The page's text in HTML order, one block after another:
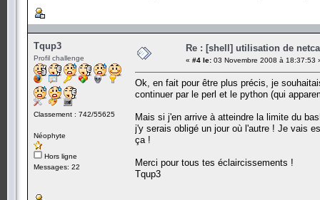
Tqup3
Profil challenge
Classement : 742/55625
Néophyte
Hors ligne
Messages: 22
Re : [shell] utilisation de
« #4 le: 03 Novembre 2008 à 18:37:53
Ok, en fait pour être plus précis, je
continuer par le perl et le python (qui
Mais si j'en arrive à atteindre la limite du
j'y serais obligé un jour où l'autre ! Je vais
ça !
Merci pour tous tes éclaircissements !
Tqup3